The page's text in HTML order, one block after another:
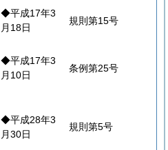
◆平成17年3
月18日
規則第15号
◆平成17年3
月10日
条例第25号
◆平成28年3
月30日
規則第5号